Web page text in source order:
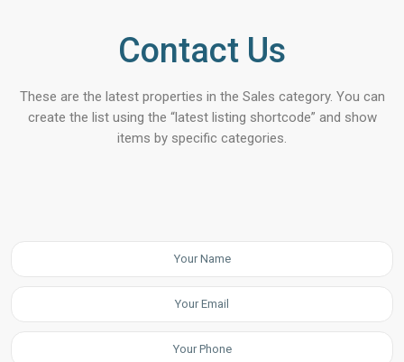
Contact Us
These are the latest properties in the Sales category. You can
create the list using the “latest listing shortcode” and show
items by specific categories.